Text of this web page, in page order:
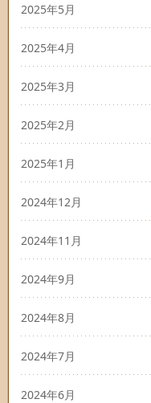
2025年5月
2025年4月
2025年3月
2025年2月
2025年1月
2024年12月
2024年11月
2024年9月
2024年8月
2024年7月
2024年6月